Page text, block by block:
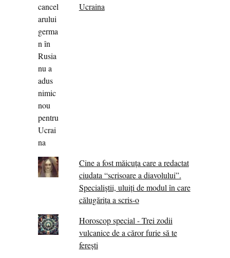
Ucraina
Cine a fost măicuţa care a redactat
ciudata “scrisoare a diavolului”.
Specialiştii, uluiţi de modul în care
călugărița a scris-o
Horoscop special - Trei zodii
vulcanice de a căror furie să te
ferești